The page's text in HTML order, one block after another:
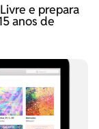
e prepara
anos de